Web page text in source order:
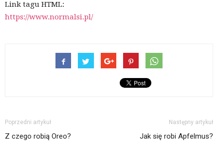
Link tagu HTML:
https://www.normalsi.pl/
Poprzedni artykuł
Z czego robią Oreo?
Następny artykuł
Jak się robi Apfelmus?